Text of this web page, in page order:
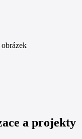
a projekty